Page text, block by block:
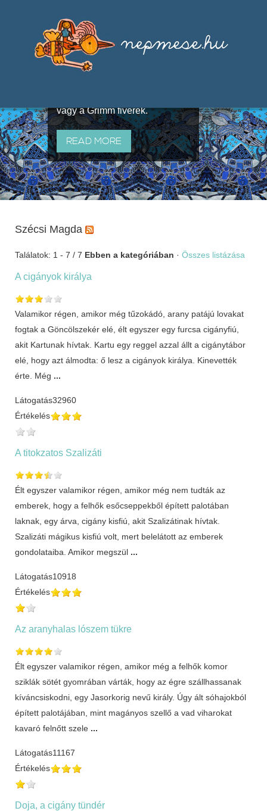
útján terjedő elbeszélésekből,
melyeket olyan ismert gyűjtők
állítottak össze, mint Benedek
vagy a Grimm fivérek.
READ MORE
Szécsi Magda
Találatok: 1 - 7 / 7 Ebben a kategóriában · Összes listázása
A cigányok királya
Valamikor régen, amikor még tűzokádó, arany patájú lovakat
fogtak a Göncölszekér elé, élt egyszer egy furcsa cigányfiú,
akit Kartunak hívtak. Kartu egy reggel azzal állt a cigánytábor
elé, hogy azt álmodta: ő lesz a cigányok királya. Kinevették
érte. Még ...
Látogatás32960
Értékelés
A titokzatos Szalizáti
Élt egyszer valamikor régen, amikor még nem tudták az
emberek, hogy a felhők esőcseppekből épített palotában
laknak, egy árva, cigány kisfiú, akit Szalizátinak hívtak.
Szalizáti mágikus kisfiú volt, mert belelátott az emberek
gondolataiba. Amikor megszül ...
Látogatás10918
Értékelés
Az aranyhalas lószem tükre
Élt egyszer valamikor régen, amikor még a felhők komor
sziklák sötét gyomrában várták, hogy az égre szállhassanak
kíváncsiskodni, egy Jasorkorig nevű király. Úgy ált sóhajokból
épített palotájában, mint magányos szellő a vad viharokat
kavaró felnőtt szele ...
Látogatás11167
Értékelés
Doja, a cigány tündér